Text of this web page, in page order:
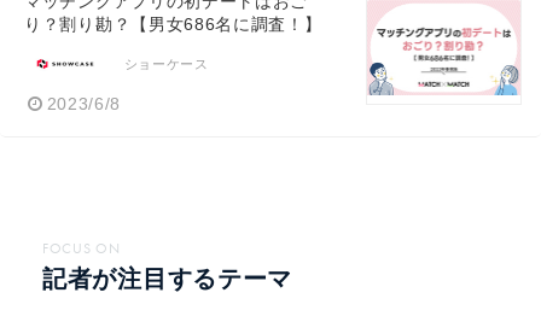
り？割り勘？【男女686名に調査！】
ショーケース
2023/6/8
FOCUS ON
記者が注目するテーマ